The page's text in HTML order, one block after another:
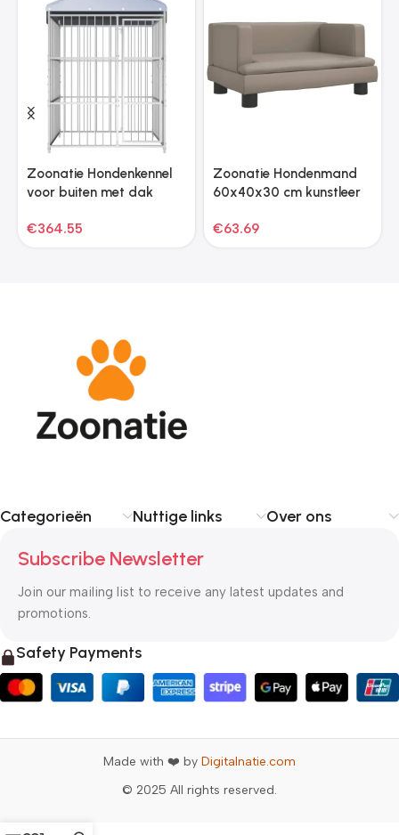
Zoonatie Hondenkennel
voor buiten met dak
€364.55
Zoonatie Hondenmand
60x40x30 cm kunstleer
€63.69
Categorieën Nuttige links Over ons
Subscribe Newsletter
Join our mailing list to receive any latest updates and
promotions.
Safety Payments
Made with ❤️ by Digitalnatie.com
© 2025 All rights reserved.